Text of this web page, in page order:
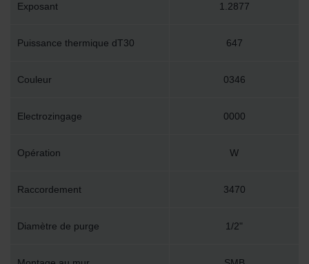
Exposant 1.2877
Puissance thermique dT30 647
Couleur 0346
Electrozingage 0000
Opération W
Raccordement 3470
Diamètre de purge 1/2"